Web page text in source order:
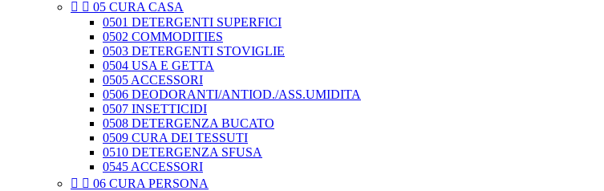
  05 CURA CASA
0501 DETERGENTI SUPERFICI
0502 COMMODITIES
0503 DETERGENTI STOVIGLIE
0504 USA E GETTA
0505 ACCESSORI
0506 DEODORANTI/ANTIOD./ASS.UMIDITA
0507 INSETTICIDI
0508 DETERGENZA BUCATO
0509 CURA DEI TESSUTI
0510 DETERGENZA SFUSA
0545 ACCESSORI
  06 CURA PERSONA